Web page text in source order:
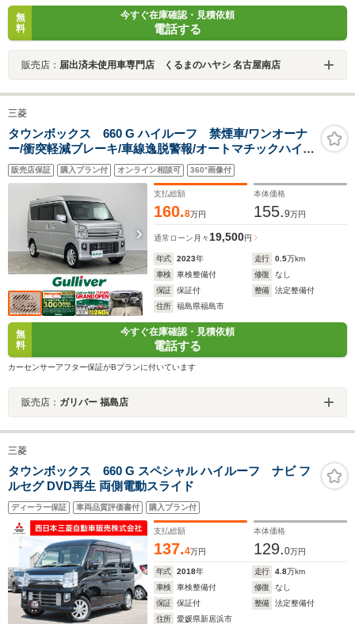
無
料
今すぐ在庫確認・見積依頼
電話する
販売店： 届出済未使用車専門店 くるまのハヤシ 名古屋南店
三菱
タウンボックス 660 G ハイルーフ 禁煙車/ワンオーナ
ー/衝突軽減ブレーキ/車線逸脱警報/オートマチックハイビ
ーム/SDナビ/Bluetooth/CD/DVD/バックカメラ/パワース
ライドドア/シートヒーター/ドライブレコーダー
販売店保証 購入プラン付 オンライン相談可 360°画像付
支払総額
160.8万円
本体価格
155.9万円
通常ローン 月々 19,500円
年式 2023年 走行 0.5万km
車検
車検整備付 修復
なし
保証
保証付 整備
法定整備付
住所
福島県福島市
無
料
今すぐ在庫確認・見積依頼
電話する
カーセンサーアフター保証がBプランに付いています
販売店： ガリバー 福島店
三菱
タウンボックス 660 G スペシャル ハイルーフ ナビ フ
ルセグ DVD再生 両側電動スライド
ディーラー保証 車両品質評価書付 購入プラン付
支払総額
137.4万円
本体価格
129.0万円
年式 2018年 走行 4.8万km
車検
車検整備付 修復
なし
保証
保証付 整備
法定整備付
住所
愛媛県新居浜市